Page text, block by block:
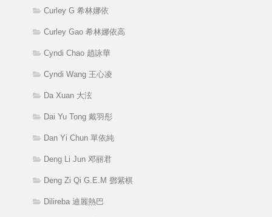
Curley G 希林娜依
Curley Gao 希林娜依高
Cyndi Chao 趙詠華
Cyndi Wang 王心凌
Da Xuan 大泫
Dai Yu Tong 戴羽彤
Dan Yi Chun 單依純
Deng Li Jun 邓丽君
Deng Zi Qi G.E.M 鄧紫棋
Dilireba 迪麗熱巴